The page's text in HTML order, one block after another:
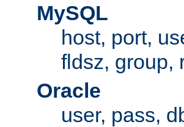
MySQL
host, port,
fldsz, group,
Oracle
user, pass,